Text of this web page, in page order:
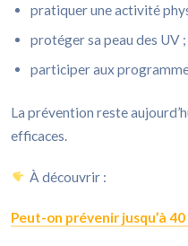
pratiquer une activité
protéger sa peau des UV ;
participer aux
La prévention reste
efficaces.
À découvrir :
Peut-on prévenir jusqu’à 40